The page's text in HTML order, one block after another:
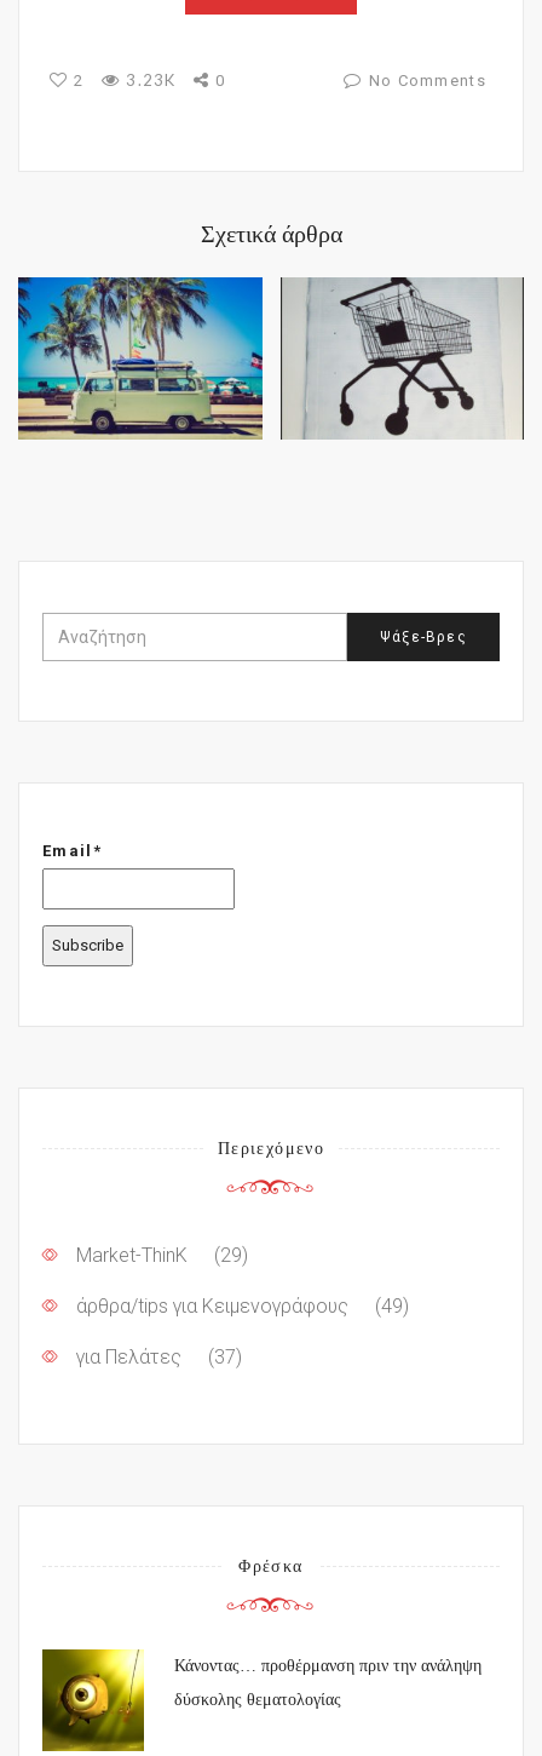
2 3.23K 0 No Comments
Σχετικά άρθρα
Email*
Περιεχόμενο
Market-ThinK (29)
άρθρα/tips για Κειμενογράφους (49)
για Πελάτες (37)
Φρέσκα
Κάνοντας… προθέρμανση πριν την ανάληψη
δύσκολης θεματολογίας